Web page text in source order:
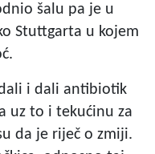
šalu pa je u
Stuttgarta u kojem
i dali antibiotik
uz to i tekućinu za
da je riječ o zmiji.